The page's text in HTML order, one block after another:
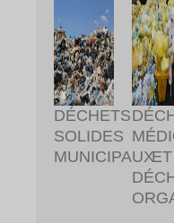
DÉCHETS
SOLIDES
MUNICIPAUXET